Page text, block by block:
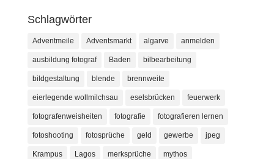
Schlagwörter
Adventmeile Adventsmarkt algarve anmelden
ausbildung fotograf Baden bilbearbeitung
bildgestaltung blende brennweite
eierlegende wollmilchsau eselsbrücken feuerwerk
fotografenweisheiten fotografie fotografieren lernen
fotoshooting fotosprüche geld gewerbe jpeg
Krampus Lagos merksprüche mythos